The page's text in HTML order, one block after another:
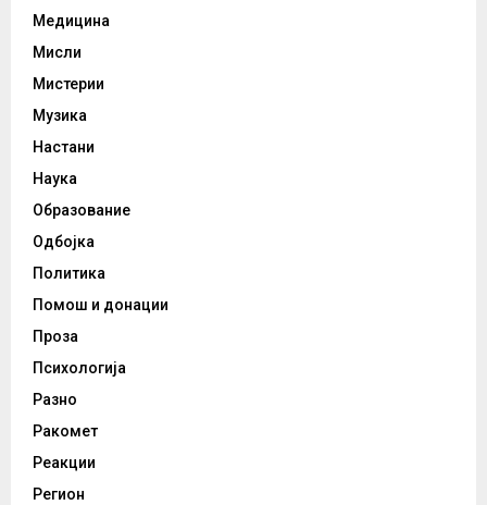
Медицина
Мисли
Мистерии
Музика
Настани
Наука
Образование
Одбојка
Политика
Помош и донации
Проза
Психологија
Разно
Ракомет
Реакции
Регион